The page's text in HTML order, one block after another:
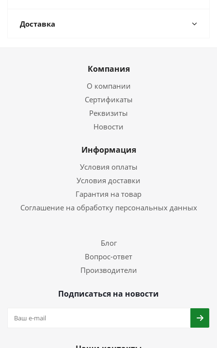
Доставка
Компания
О компании
Сертификаты
Реквизиты
Новости
Информация
Условия оплаты
Условия доставки
Гарантия на товар
Соглашение на обработку персональных данных
Блог
Вопрос-ответ
Производители
Подписаться на новости